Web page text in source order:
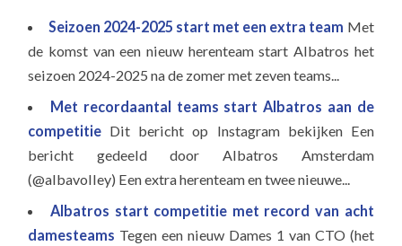
Seizoen 2024-2025 start met een extra team Met
de komst van een nieuw herenteam start Albatros het
seizoen 2024-2025 na de zomer met zeven teams...
Met recordaantal teams start Albatros aan de
competitie Dit bericht op Instagram bekijken Een
bericht gedeeld door Albatros Amsterdam
(@albavolley) Een extra herenteam en twee nieuwe...
Albatros start competitie met record van acht
damesteams Tegen een nieuw Dames 1 van CTO (het